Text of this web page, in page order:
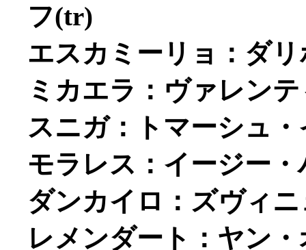
フ(tr)
エスカミーリョ：ダ
ミカエラ：ヴァレン
スニガ：トマーシュ
モラレス：イージー
ダンカイロ：ズヴィ
レメンダート：ヤン